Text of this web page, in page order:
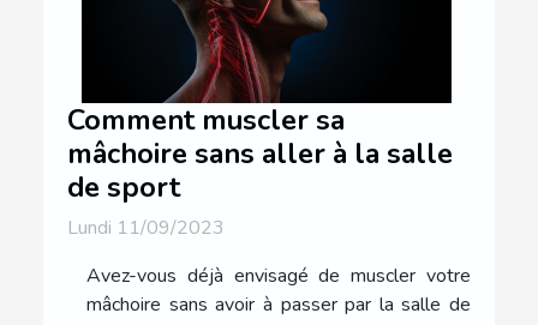
Comment muscler sa
mâchoire sans aller à la salle
de sport
Lundi 11/09/2023
Avez-vous déjà envisagé de muscler votre
mâchoire sans avoir à passer par la salle de